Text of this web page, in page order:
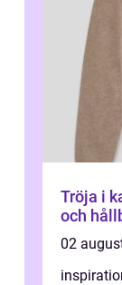
Tröja i
och
02